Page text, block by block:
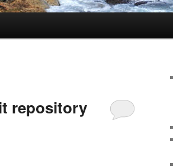
repository